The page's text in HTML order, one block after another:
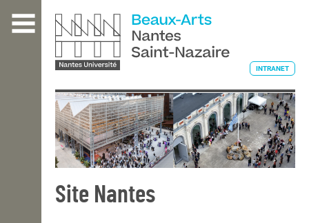
contenu
L'ÉCOLE
ENSEIGNEMENT
INTRANET
Site Nantes